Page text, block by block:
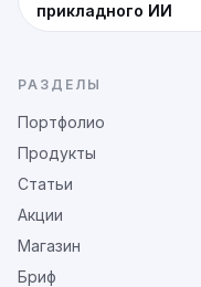
прикладного ИИ
РАЗДЕЛЫ
Портфолио
Продукты
Статьи
Акции
Магазин
Бриф